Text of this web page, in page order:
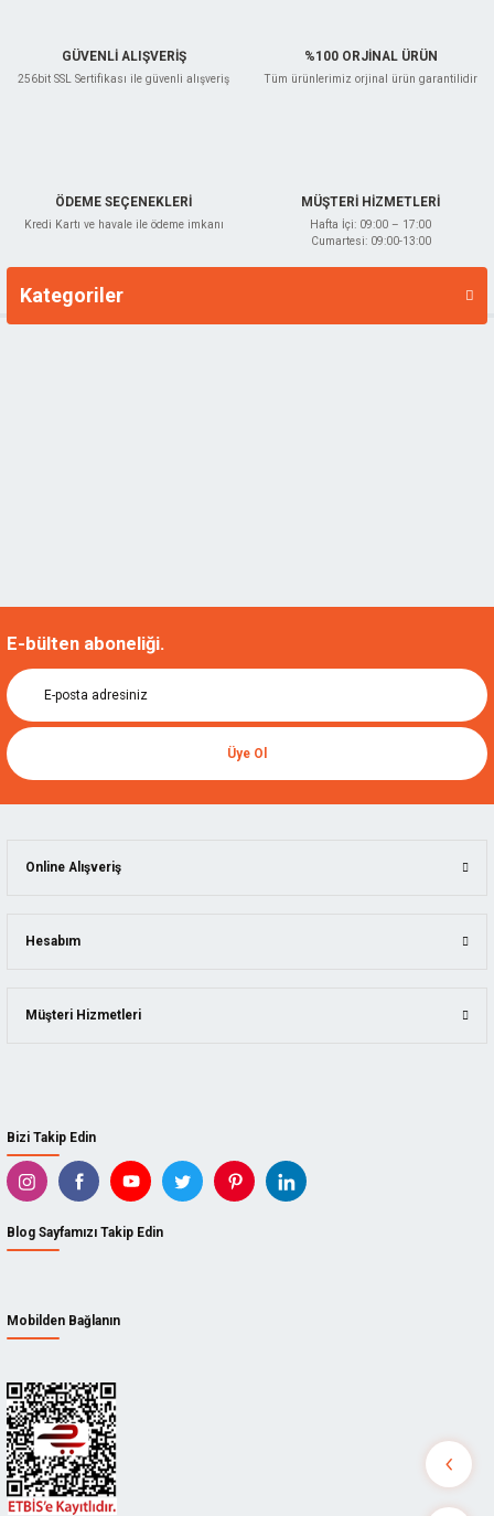
GÜVENLİ ALIŞVERİŞ
256bit SSL Sertifikası ile güvenli alışveriş
%100 ORJİNAL ÜRÜN
Tüm ürünlerimiz orjinal ürün garantilidir
ÖDEME SEÇENEKLERİ
Kredi Kartı ve havale ile ödeme imkanı
MÜŞTERİ HİZMETLERİ
Hafta İçi: 09:00 – 17:00
Cumartesi: 09:00-13:00
Kategoriler
Markalar
E-bülten aboneliği.
Üye Ol
Bizi Takip Edin
Blog Sayfamızı Takip Edin
Mobilden Bağlanın
Online Alışveriş
Hesabım
Müşteri Hizmetleri